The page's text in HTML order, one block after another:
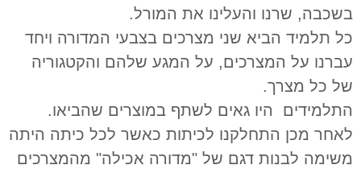
בשכבה, שרנו והעלינו את המורל.
כל תלמיד הביא שני מצרכים בצבעי המדורה ויחד
עברנו על המצרכים, על המגע שלהם והקטגוריה
של כל מצרך.
התלמידים היו גאים לשתף במוצרים שהביאו.
לאחר מכן התחלקנו לכיתות כאשר לכל כיתה היתה
משימה לבנות דגם של "מדורה אכילה" מהמצרכים